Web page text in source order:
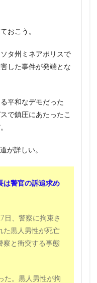
おこう。
タ州ミネアポリスで
した事件が発端とな
平和なデモだった
で鎮圧にあたったこ
が詳しい。
は警官の訴追求め
日、警察に拘束さ
た黒人男性が死亡
察と衝突する事態
た。黒人男性が拘